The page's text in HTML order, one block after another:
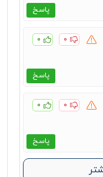
پاسخ
۰ ۰
پاسخ
۰ ۰
پاسخ